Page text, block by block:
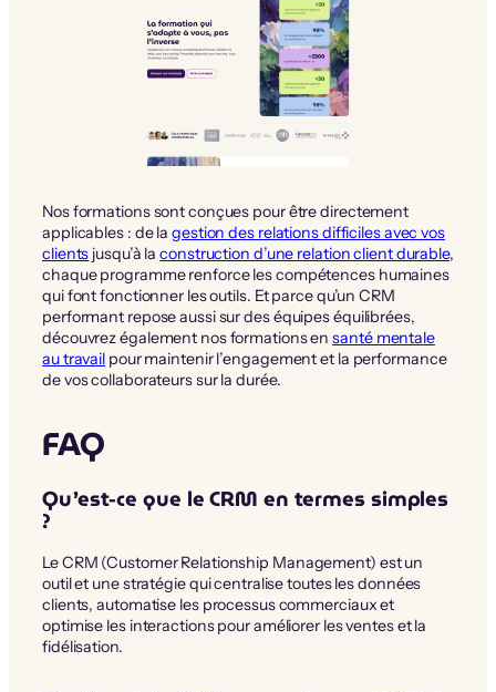
Nos formations sont conçues pour être directement
applicables : de lagestion des relations difficiles avec vos
clients jusqu’à laconstruction d’une relation client durable,
chaque programme renforce les compétences humaines
qui font fonctionner les outils. Et parce qu’un CRM
performant repose aussi sur des équipes équilibrées,
découvrez également nos formations ensanté mentale
au travail pour maintenir l’engagement et la performance
de vos collaborateurs sur la durée.
FAQ
Qu’est-ce que le CRM en termes simples
?
Le CRM (Customer Relationship Management) est un
outil et une stratégie qui centralise toutes les données
clients, automatise les processus commerciaux et
optimise les interactions pour améliorer les ventes et la
fidélisation.